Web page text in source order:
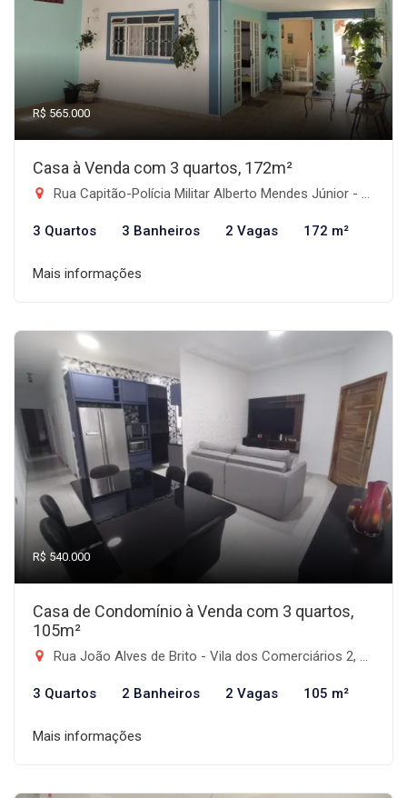
R$ 565.000
Casa à Venda com 3 quartos, 172m²
Rua Capitão-Polícia Militar Alberto Mendes Júnior - Jardim de Alah, Taubaté-SP
3 Quartos 3 Banheiros 2 Vagas 172 m²
Mais informações
R$ 540.000
Casa de Condomínio à Venda com 3 quartos,
105m²
Rua João Alves de Brito - Vila dos Comerciários 2, Taubaté-SP
3 Quartos 2 Banheiros 2 Vagas 105 m²
Mais informações